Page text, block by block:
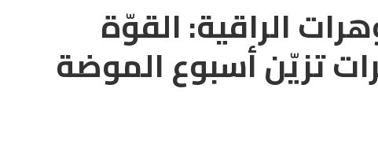
الراقية: القوّة
تزيّن أسبوع الموضة